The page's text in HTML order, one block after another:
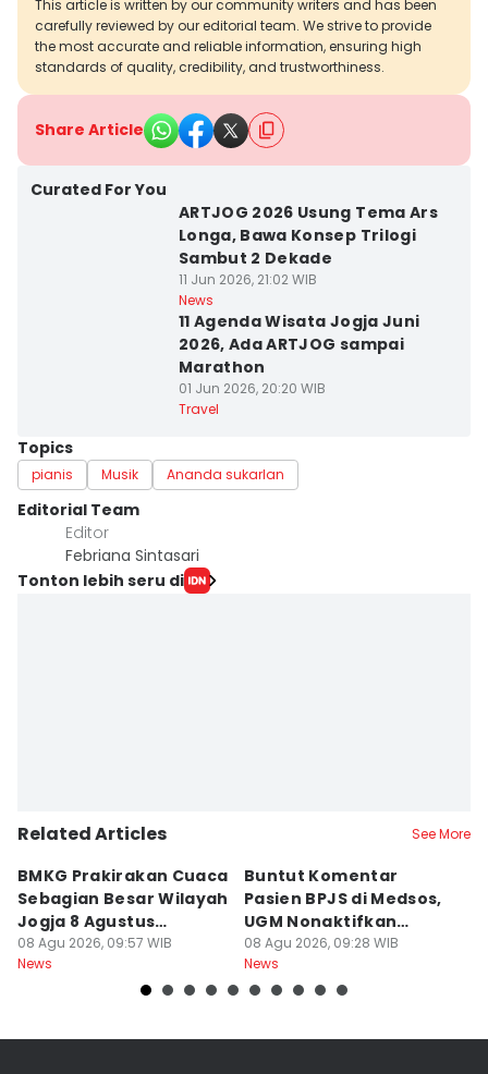
This article is written by our community writers and has been
carefully reviewed by our editorial team. We strive to provide
the most accurate and reliable information, ensuring high
standards of quality, credibility, and trustworthiness.
Share Article
Curated For You
ARTJOG 2026 Usung Tema Ars
Longa, Bawa Konsep Trilogi
Sambut 2 Dekade
11 Jun 2026, 21:02 WIB
News
11 Agenda Wisata Jogja Juni
2026, Ada ARTJOG sampai
Marathon
01 Jun 2026, 20:20 WIB
Travel
Topics
pianis Musik Ananda sukarlan
Editorial Team
Editor
Febriana Sintasari
Tonton lebih seru di
Related Articles See More
BMKG Prakirakan Cuaca
Sebagian Besar Wilayah
Jogja 8 Agustus
Berawan
08 Agu 2026, 09:57 WIB
News
Buntut Komentar
Pasien BPJS di Medsos,
UGM Nonaktifkan
Dokter PPDS
08 Agu 2026, 09:28 WIB
News